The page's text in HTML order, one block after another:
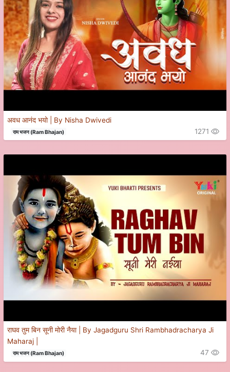
अवध आनंद भयो | By Nisha Dwivedi
राम भजन (Ram Bhajan) 1271
राघव तुम बिन सूनी मोरी नैया | By Jagadguru Shri Rambhadracharya Ji
Maharaj |
राम भजन (Ram Bhajan) 47